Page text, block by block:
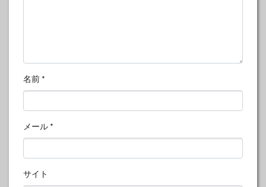
名前 *
メール *
サイト